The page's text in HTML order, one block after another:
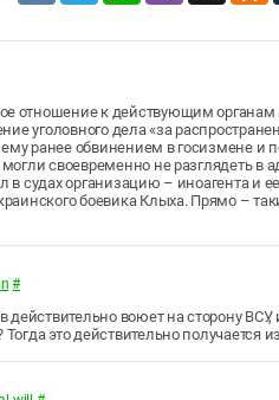
отношение к действующим органам
уголовного дела «за
ранее обвинением в госизмене и
своевременно не разглядеть в
судах организацию – иноагента и
боевика Клыха. Прямо –
#
воюет на сторону
это действительно получается